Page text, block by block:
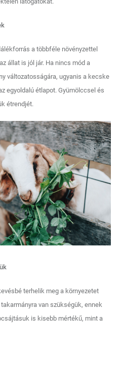
a többféle növényzettel
állat is jól jár. Ha nincs mód a
változatosságára, ugyanis a kecske
egyoldalú étlapot. Gyümölccsel és
étrendjét.
terhelik meg a környezetet
van szükségük, ennek
is kisebb mértékű, mint a